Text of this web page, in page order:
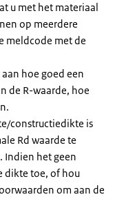
u met het materiaal
op meerdere
meldcode met de
hoe goed een
de R-waarde, hoe
constructiedikte is
Rd waarde te
Indien het geen
dikte toe, of hou
om aan de